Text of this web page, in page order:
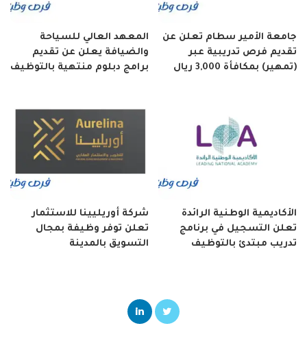
جامعة الأمير سطام تعلن عن
تقديم فرص تدريبية عبر
(تمهير) بمكافأة 3,000 ريال
المعهد العالي للسياحة
والضيافة يعلن عن تقديم
برامج دبلوم منتهية بالتوظيف
الأكاديمية الوطنية الرائدة
تعلن التسجيل في برنامج
تدريب مبتدئ بالتوظيف
شركة أوريليينا للاستثمار
تعلن توفر وظيفة بمجال
التسويق بالمدينة